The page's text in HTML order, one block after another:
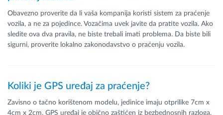
Obavezno proverite da li vaša kompanija koristi sistem za praćenje
vozila, a ne za pojedince. Vozačima uvek javite da pratite vozila. Ako
sledite ova dva pravila, ne biste trebali imati problema. Da biste bili
sigurni, proverite lokalno zakonodavstvo o praćenju vozila.
Koliki je GPS uređaj za praćenje?
Zavisno o tačno korištenom modelu, jedinice imaju otprilike 7cm x
4cm x 2cm. GPS uređaj je obično zaštićen iz bezbednosnih razloga.